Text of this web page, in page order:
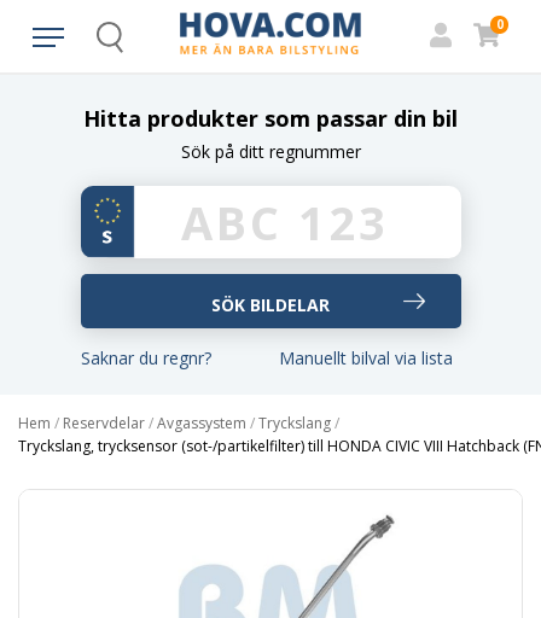
Search
0
Hitta produkter som passar din bil
Sök på ditt regnummer
Saknar du regnr? Manuellt bilval via lista
Hem / Reservdelar/Avgassystem /Tryckslang/
Tryckslang, trycksensor (sot-/partikelfilter) till HONDA CIVIC VIII Hatchback